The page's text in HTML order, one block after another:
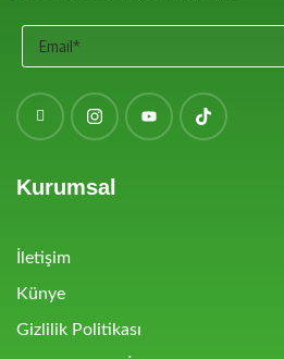
Kurumsal
İletişim
Künye
Gizlilik Politikası